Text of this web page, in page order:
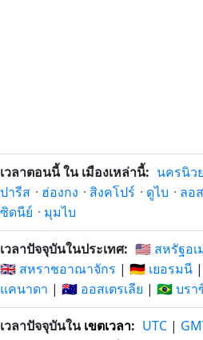
เวลาตอนนี้ ใน เมืองเหล่านี้: นครนิว
ปารีส · ฮ่องกง · สิงคโปร์ · ดูไบ · ลอ
ซิดนีย์ · มุมไบ
เวลาปัจจุบันในประเทศ: 🇺🇸 สหรัฐอเ
🇬🇧 สหราชอาณาจักร | 🇩🇪 เยอรมนี |
แคนาดา | 🇦🇺 ออสเตรเลีย | 🇧🇷 บรา
เวลาปัจจุบันในเขตเวลา: UTC |